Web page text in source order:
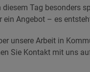
diesem Tag besonders
ein Angebot – es
unsere Arbeit in
Sie Kontakt mit uns